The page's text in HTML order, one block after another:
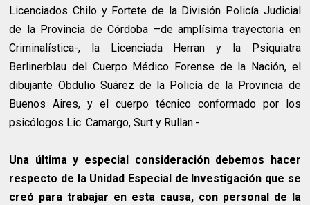
Licenciados Chilo y Fortete de la División Policía Judicial
de la Provincia de Córdoba –de amplísima trayectoria en
Criminalística-, la Licenciada Herran y la Psiquiatra
Berlinerblau del Cuerpo Médico Forense de la Nación, el
dibujante Obdulio Suárez de la Policía de la Provincia de
Buenos Aires, y el cuerpo técnico conformado por los
psicólogos Lic. Camargo, Surt y Rullan.-
Una última y especial consideración debemos hacer
respecto de la Unidad Especial de Investigación que se
creó para trabajar en esta causa, con personal de la